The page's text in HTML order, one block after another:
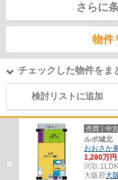
さらに
物件
チェックした物件をま
検討リストに追加
売買｜中
ルポ城北
おおさか
1,280万円
間取:
大阪府大